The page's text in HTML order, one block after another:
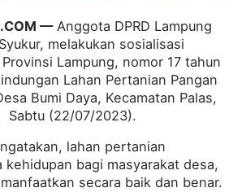
—Anggota DPRD Lampung
melakukan sosialisasi
Lampung, nomor 17 tahun
Lahan Pertanian Pangan
Bumi Daya, Kecamatan Palas,
Sabtu (22/07/2023).
lahan pertanian
kehidupan bagi masyarakat desa,
secara baik dan benar.